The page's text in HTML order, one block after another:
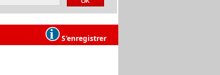
S'enregistrer